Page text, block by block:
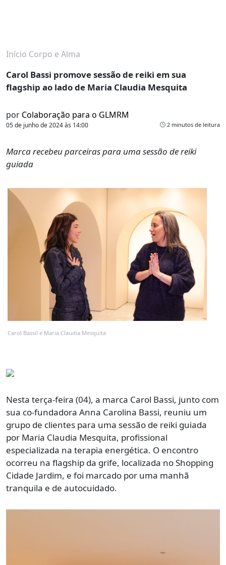
Início Corpo e Alma
Carol Bassi promove sessão de reiki em sua
flagship ao lado de Maria Claudia Mesquita
por Colaboração para o GLMRM
05 de junho de 2024 às 14:00 2 minutos de leitura
Marca recebeu parceiras para uma sessão de reiki
guiada
Carol Bassil e Maria Claudia Mesquita
Nesta terça-feira (04), a marca Carol Bassi, junto com
sua co-fundadora Anna Carolina Bassi, reuniu um
grupo de clientes para uma sessão de reiki guiada
por Maria Claudia Mesquita, profissional
especializada na terapia energética. O encontro
ocorreu na flagship da grife, localizada no Shopping
Cidade Jardim, e foi marcado por uma manhã
tranquila e de autocuidado.